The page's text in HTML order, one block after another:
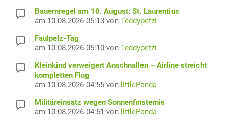
Bauernregel am 10. August: St. Laurentius
am 10.08.2026 05:13 von Teddypetzi
Faulpelz-Tag
am 10.08.2026 05:10 von Teddypetzi
Kleinkind verweigert Anschnallen – Airline streicht
kompletten Flug
am 10.08.2026 04:55 von littlePanda
Militäreinsatz wegen Sonnenfinsternis
am 10.08.2026 04:51 von littlePanda